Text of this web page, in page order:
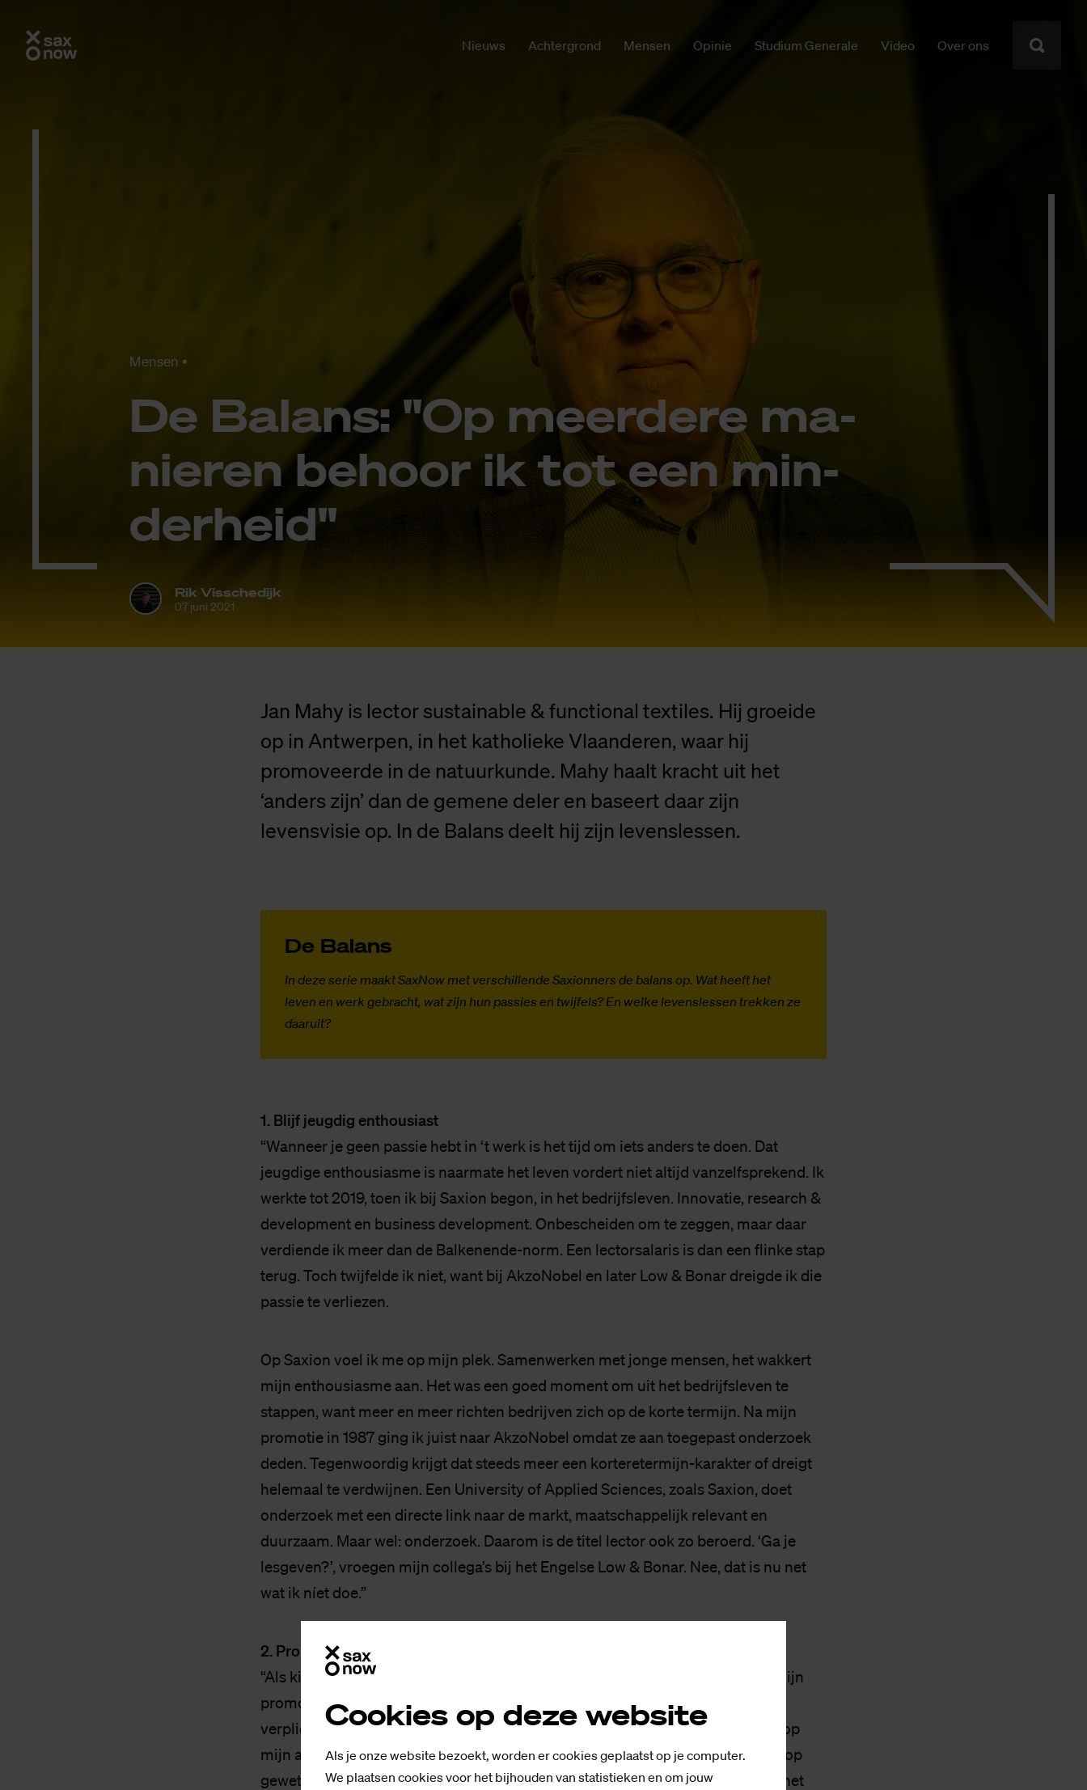
Cookies op deze website
Als je onze website bezoekt, worden er cookies geplaatst op je computer.
We plaatsen cookies voor het bijhouden van statistieken en om jouw
Nieuws Achtergrond Mensen Opinie Studium Generale Video Over ons
Mensen
De Ba­lans: "Op meer­de­re ma­
nie­ren be­hoor ik tot een min­
der­heid"
Rik Visschedijk
07 juni 2021
Jan Mahy is lector sustainable & functional textiles. Hij groeide
op in Antwerpen, in het katholieke Vlaanderen, waar hij
promoveerde in de natuurkunde. Mahy haalt kracht uit het
‘anders zijn’ dan de gemene deler en baseert daar zijn
levensvisie op. In de Balans deelt hij zijn levenslessen.
De Ba­lans
In deze serie maakt SaxNow met verschillende Saxionners de balans op. Wat heeft het
leven en werk gebracht, wat zijn hun passies en twijfels? En welke levenslessen trekken ze
daaruit?
1. Blijf jeugdig enthousiast
“Wanneer je geen passie hebt in ‘t werk is het tijd om iets anders te doen. Dat
jeugdige enthousiasme is naarmate het leven vordert niet altijd vanzelfsprekend. Ik
werkte tot 2019, toen ik bij Saxion begon, in het bedrijfsleven. Innovatie, research &
development en business development. Onbescheiden om te zeggen, maar daar
verdiende ik meer dan de Balkenende-norm. Een lectorsalaris is dan een flinke stap
terug. Toch twijfelde ik niet, want bij AkzoNobel en later Low & Bonar dreigde ik die
passie te verliezen.
Op Saxion voel ik me op mijn plek. Samenwerken met jonge mensen, het wakkert
mijn enthousiasme aan. Het was een goed moment om uit het bedrijfsleven te
stappen, want meer en meer richten bedrijven zich op de korte termijn. Na mijn
promotie in 1987 ging ik juist naar AkzoNobel omdat ze aan toegepast onderzoek
deden. Tegenwoordig krijgt dat steeds meer een korteretermijn-karakter of dreigt
helemaal te verdwijnen. Een University of Applied Sciences, zoals Saxion, doet
onderzoek met een directe link naar de markt, maatschappelijk relevant en
duurzaam. Maar wel: onderzoek. Daarom is de titel lector ook zo beroerd. ‘Ga je
lesgeven?’, vroegen mijn collega’s bij het Engelse Low & Bonar. Nee, dat is nu net
wat ik níet doe.”
2. Probeer het zo vroeg mogelijk goed te doen
“Als kind wist ik één ding, ik ga de wetenschap in. De lat legde ik hoog. Door mijn
promotietraject en aanstelling bij de universiteit van Antwerpen kon ik de
verplichte militaire dienst, wat ik als tijdsverspilling zag, lang uitstellen. Maar op
mijn achtentwintigste moest ik eraan geloven. Er waren drie opties: weigeren op
gewetensbezwaar, officier worden of soldaat. Ik koos de laatste omdat ik dan het